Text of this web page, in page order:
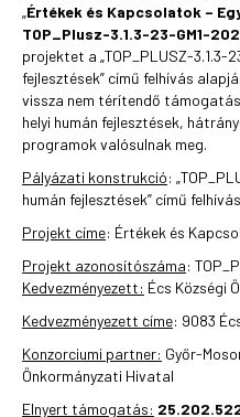
„Értékek és Kapcsolatok –
TOP_Plusz-3.1.3-23-GM1-
projektet a „TOP_PLUSZ-3.1.3-
fejlesztések” című felhívás
vissza nem térítendő
helyi humán fejlesztések,
programok valósulnak meg.
Pályázati konstrukció:
humán fejlesztések” című felhívás
Projekt címe: Értékek és
Projekt azonosítószáma:
Kedvezményezett: Écs Községi
Kedvezményezett címe: 9083
Konzorciumi partner: Győr-
Önkormányzati Hivatal
Elnyert támogatás: